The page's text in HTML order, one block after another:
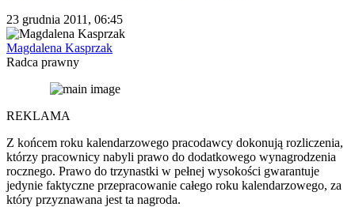
23 grudnia 2011, 06:45
Magdalena Kasprzak
Radca prawny
REKLAMA
Z końcem roku kalendarzowego pracodawcy dokonują rozliczenia,
którzy pracownicy nabyli prawo do dodatkowego wynagrodzenia
rocznego. Prawo do trzynastki w pełnej wysokości gwarantuje
jedynie faktyczne przepracowanie całego roku kalendarzowego, za
który przyznawana jest ta nagroda.